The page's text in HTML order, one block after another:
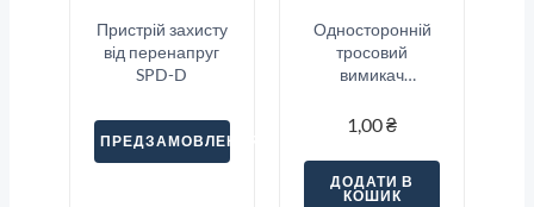
Пристрій захисту
від перенапруг
SPD-D
ПРЕДЗАМОВЛЕННЯ
Односторонній
тросовий
вимикач
зупинки Sitec
1,00₴
ДОДАТИ В
КОШИК